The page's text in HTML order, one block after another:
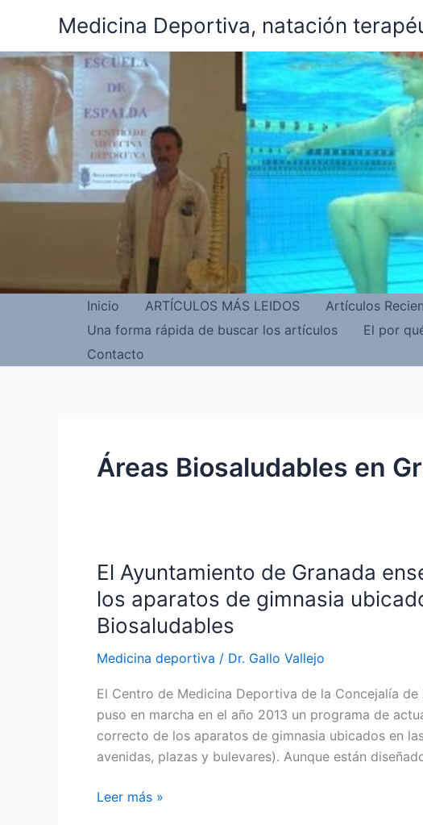
contenido
Medicina Deportiva, natación
Inicio ARTÍCULOS MÁS LEIDOS Artículos
Una forma rápida de buscar los artículos
El por
Contacto
Áreas Biosaludables en
El Ayuntamiento de Granada
los aparatos de gimnasia
Biosaludables
Medicina deportiva / Dr. Gallo Vallejo
El Centro de Medicina Deportiva de la Concejalía
puso en marcha en el año 2013 un programa de
correcto de los aparatos de gimnasia ubicados en
avenidas, plazas y bulevares). Aunque están
El
Leer más »